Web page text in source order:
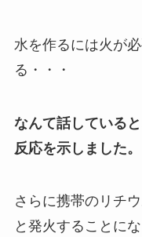
水を作るには火が
る・・・
なんて話している
反応を示しました。
さらに携帯のリチ
と発火することにな